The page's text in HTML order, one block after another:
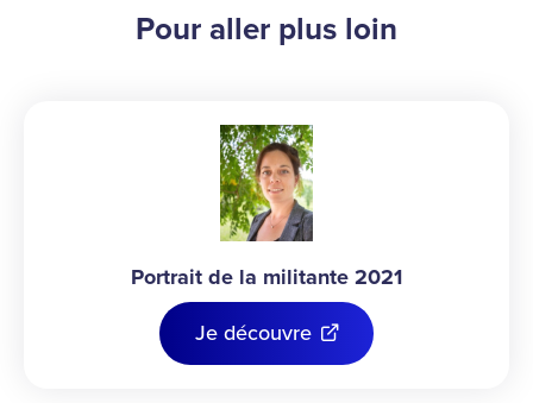
Pour aller plus loin
Portrait de la militante 2021
Je découvre